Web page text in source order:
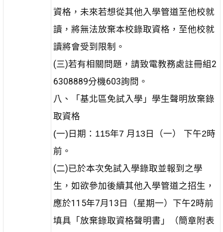
資格，未來若想從其他入學管道至他校就
讀，將無法放棄本校錄取資格，至他校就
讀將會受到限制。
(三)若有相關問題，請致電教務處註冊組2
6308889分機603詢問。
八、「基北區免試入學」學生聲明放棄錄
取資格
(一)日期：115年7 月13日（一） 下午2時
前。
(二)已於本次免試入學錄取並報到之學
生，如欲參加後續其他入學管道之招生，
應於115年7月13日（星期一）下午2時前
填具「放棄錄取資格聲明書」（簡章附表